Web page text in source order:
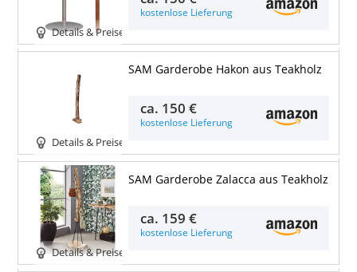
Details & Preise
kostenlose Lieferung
Details & Preise
SAM Garderobe Hakon aus Teakholz
ca. 150 €
kostenlose Lieferung
Details & Preise
SAM Garderobe Zalacca aus Teakholz
ca. 159 €
kostenlose Lieferung